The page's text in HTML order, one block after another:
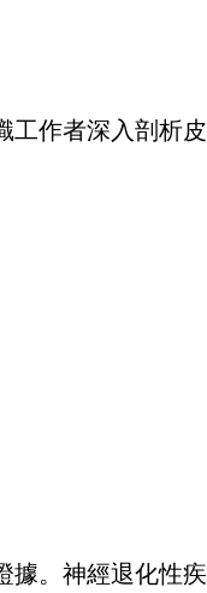
工作者深入剖析皮
據。神經退化性疾